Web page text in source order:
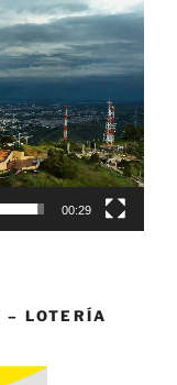
00:29
– LOTERÍA